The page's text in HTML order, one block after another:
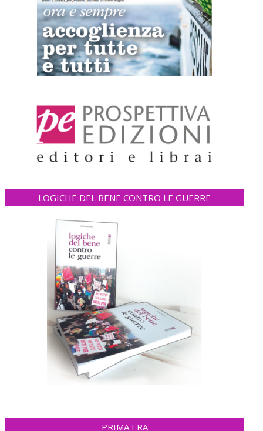
LOGICHE DEL BENE CONTRO LE GUERRE
PRIMA ERA